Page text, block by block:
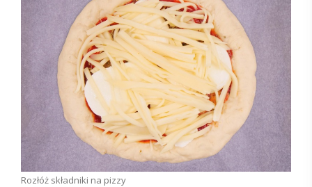
Rozłóż składniki na pizzy